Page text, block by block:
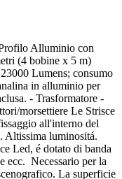
Alluminio con
(4 bobine x 5 m)
Lumens; consumo
in alluminio per
- Trasformatore -
morsettiere Le Strisce
all'interno del
Altissima luminositá.
Led, é dotato di banda
ecc. Necessario per la
La superficie